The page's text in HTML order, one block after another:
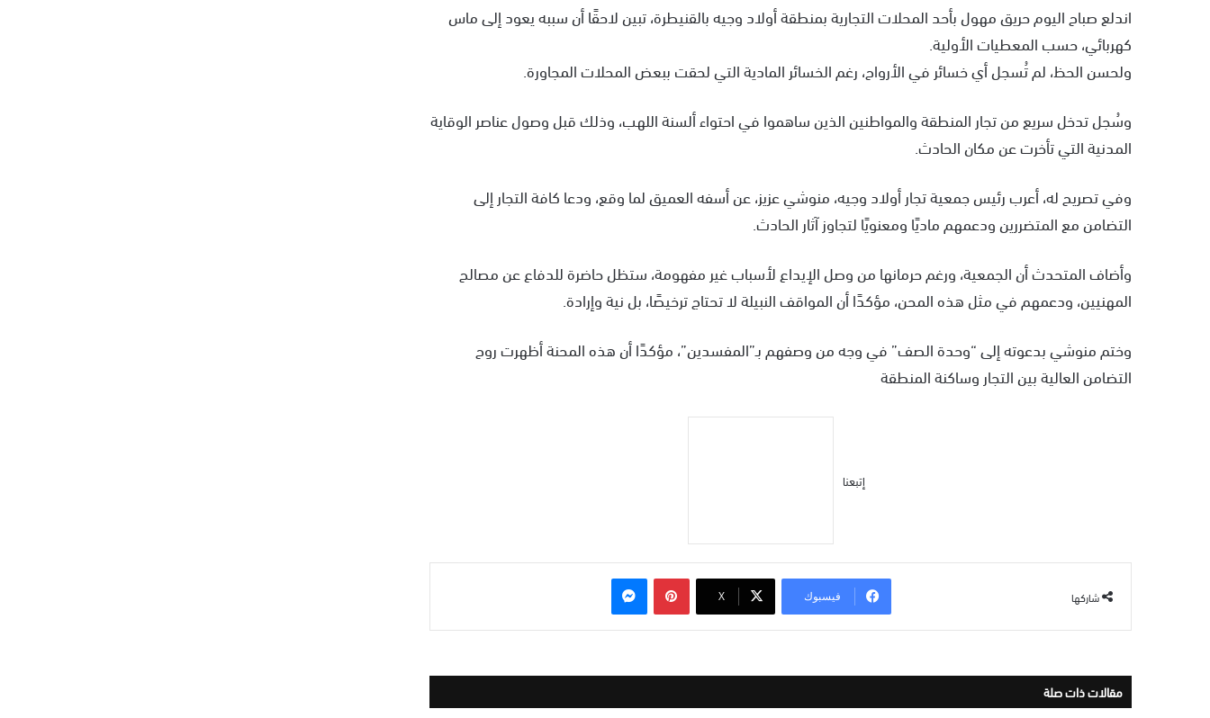
اندلع صباح اليوم حريق مهول بأحد المحلات التجارية بمنطقة أولاد وجيه بالقنيطرة، تبين لاحقًا أن سببه يعود إلى ماس
كهربائي، حسب المعطيات الأولية.
ولحسن الحظ، لم تُسجل أي خسائر في الأرواح، رغم الخسائر المادية التي لحقت ببعض المحلات المجاورة.
وسُجل تدخل سريع من تجار المنطقة والمواطنين الذين ساهموا في احتواء ألسنة اللهب، وذلك قبل وصول عناصر الوقاية
المدنية التي تأخرت عن مكان الحادث.
وفي تصريح له، أعرب رئيس جمعية تجار أولاد وجيه، منوشي عزيز، عن أسفه العميق لما وقع، ودعا كافة التجار إلى
التضامن مع المتضررين ودعمهم ماديًا ومعنويًا لتجاوز آثار الحادث.
وأضاف المتحدث أن الجمعية، ورغم حرمانها من وصل الإيداع لأسباب غير مفهومة، ستظل حاضرة للدفاع عن مصالح
المهنيين، ودعمهم في مثل هذه المحن، مؤكدًا أن المواقف النبيلة لا تحتاج ترخيصًا، بل نية وإرادة.
وختم منوشي بدعوته إلى “وحدة الصف” في وجه من وصفهم بـ”المفسدين”، مؤكدًا أن هذه المحنة أظهرت روح
التضامن العالية بين التجار وساكنة المنطقة
إتبعنا
شاركها فيسبوك ‫X
بينتيريست
مقالات ذات صلة